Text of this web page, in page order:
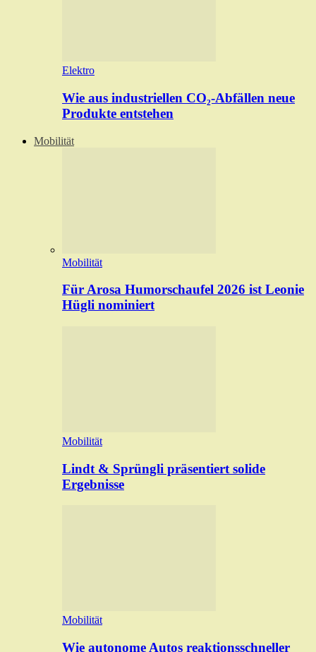
Elektro
Wie aus industriellen CO₂-Abfällen neue
Produkte entstehen
Mobilität
Mobilität
Für Arosa Humorschaufel 2026 ist Leonie
Hügli nominiert
Mobilität
Lindt & Sprüngli präsentiert solide
Ergebnisse
Mobilität
Wie autonome Autos reaktionsschneller